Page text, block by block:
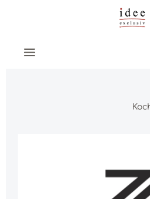
Zum Hauptinhalt springen